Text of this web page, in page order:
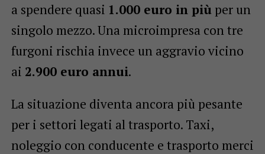
a spendere quasi 1.000 euro in più per un
singolo mezzo. Una microimpresa con tre
furgoni rischia invece un aggravio vicino
ai 2.900 euro annui.
La situazione diventa ancora più pesante
per i settori legati al trasporto. Taxi,
noleggio con conducente e trasporto merci